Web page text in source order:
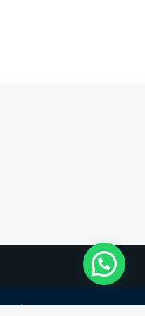
Políticas de privacidad